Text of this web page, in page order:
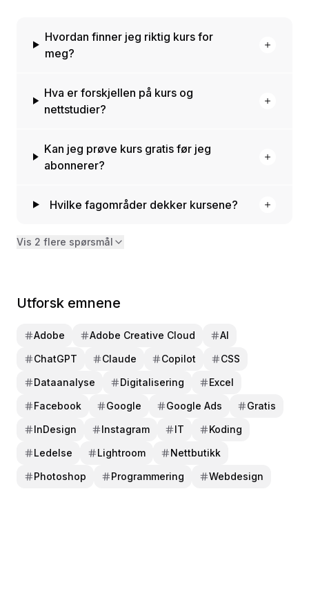
Hvordan finner jeg riktig kurs for
meg?
Hva er forskjellen på kurs og
nettstudier?
Kan jeg prøve kurs gratis før jeg
abonnerer?
Hvilke fagområder dekker kursene?
Vis 2 flere spørsmål
Utforsk emnene
Adobe Adobe Creative Cloud
AI
ChatGPT
Claude Copilot
CSS
Dataanalyse
Digitalisering
Excel
Facebook
Google Google Ads
Gratis
InDesign
Instagram IT
Koding
Ledelse
Lightroom
Nettbutikk
Photoshop
Programmering Webdesign